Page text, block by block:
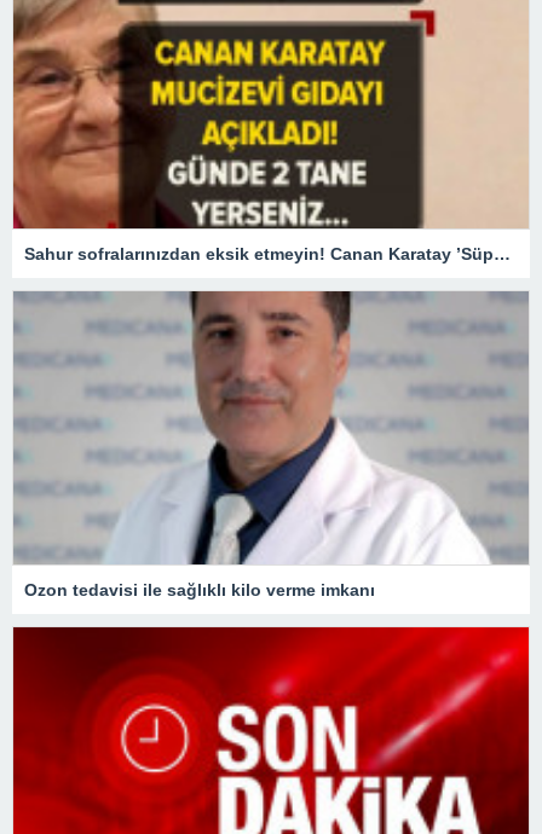
Sahur sofralarınızdan eksik etmeyin! Canan Karatay ’Süper besin’ diyerek açıkladı! Günde 2 adet tüketirseniz…
Ozon tedavisi ile sağlıklı kilo verme imkanı